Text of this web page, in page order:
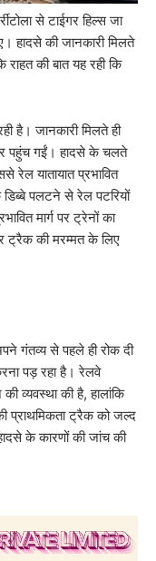
से टाईगर हिल्स जा
हादसे की जानकारी मिलते
की बात यह रही कि
है। जानकारी मिलते ही
पहुंच गईं। हादसे के चलते
रेल यातायात प्रभावित
पलटने से रेल पटरियों
मार्ग पर ट्रेनों का
ट्रैक की मरम्मत के लिए
गंतव्य से पहले ही रोक दी
पड़ रहा है। रेलवे
व्यवस्था की है, हालांकि
प्राथमिकता ट्रैक को जल्द
के कारणों की जांच की